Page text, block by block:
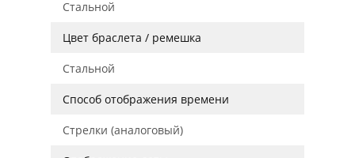
Стальной
Цвет браслета / ремешка
Стальной
Способ отображения времени
Стрелки (аналоговый)